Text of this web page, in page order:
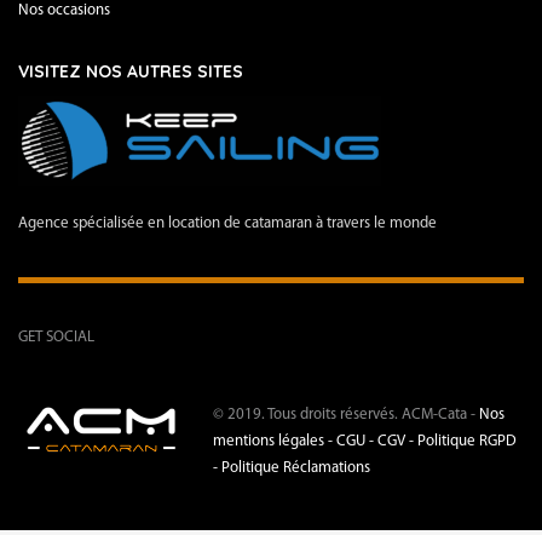
Nos occasions
VISITEZ NOS AUTRES SITES
Agence spécialisée en location de catamaran à travers le monde
GET SOCIAL
© 2019. Tous droits réservés. ACM-Cata - Nos
mentions légales - CGU - CGV - Politique RGPD
- Politique Réclamations